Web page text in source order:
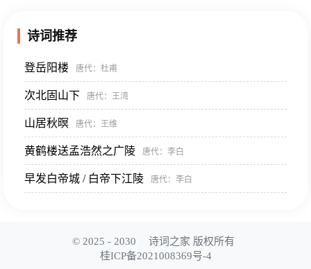
诗词推荐
登岳阳楼 唐代：杜甫
次北固山下 唐代：王湾
山居秋暝 唐代：王维
黄鹤楼送孟浩然之广陵 唐代：李白
早发白帝城 / 白帝下江陵 唐代：李白
© 2025 - 2030
诗词之家 版权所有
桂ICP备2021008369号-4